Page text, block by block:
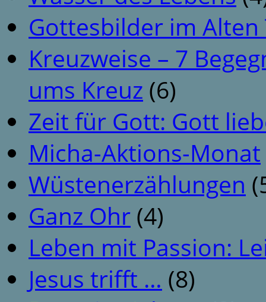
Gottesbilder im
Kreuzweise – 7
ums Kreuz (6)
Zeit für Gott: Gott
Micha-Aktions-Monat
Wüstenerzählungen
Ganz Ohr (4)
Leben mit Passion:
Jesus trifft … (8)